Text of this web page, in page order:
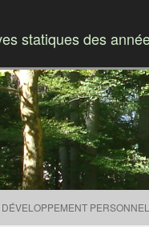
statiques des
DÉVELOPPEMENT PERSONNEL